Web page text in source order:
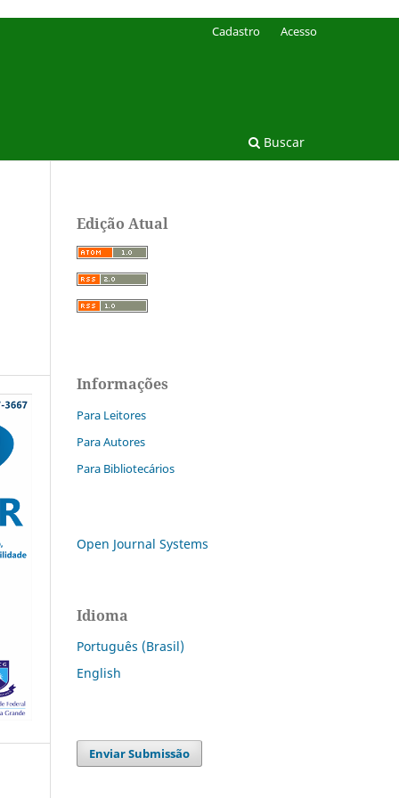
Buscar
Cadastro Acesso
Edição Atual
Informações
Para Leitores
Para Autores
Para Bibliotecários
Open Journal Systems
Idioma
Português (Brasil)
English
Enviar Submissão